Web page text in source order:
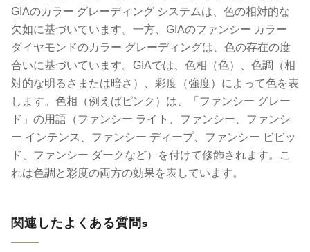
GIAのカラー グレーディング システムは、色の相対的な
欠如に基づいています。一方、GIAのファンシー カラー
ダイヤモンドのカラー グレーディングは、色の存在の度
合いに基づいています。GIAでは、色相（色）、色調（相
対的な明るさまたは暗さ）、彩度（強度）によって色を表
します。色相（例えばピンク）は、「ファンシー グレー
ド」の用語（ファンシー ライト、ファンシー、ファンシ
ー インテンス、ファンシー ディープ、ファンシー ビビッ
ド、ファンシー ダークなど）を付けて修飾されます。こ
れは色調と彩度の両方の効果を表しています。
関連したよくある質問s